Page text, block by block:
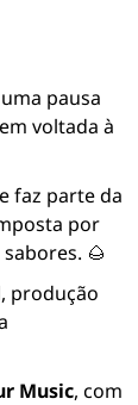
pausa
voltada à
faz parte da
, composta por
🌰
, produção
Music, com